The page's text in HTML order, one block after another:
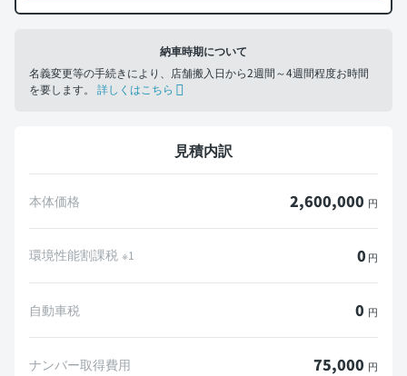
納車時期について
名義変更等の手続きにより、店舗搬入日から2週間～4週間程度お時間
を要します。 詳しくはこちら
見積内訳
本体価格 2,600,000 円
環境性能割課税 ※1 0 円
自動車税 0 円
ナンバー取得費用 75,000 円